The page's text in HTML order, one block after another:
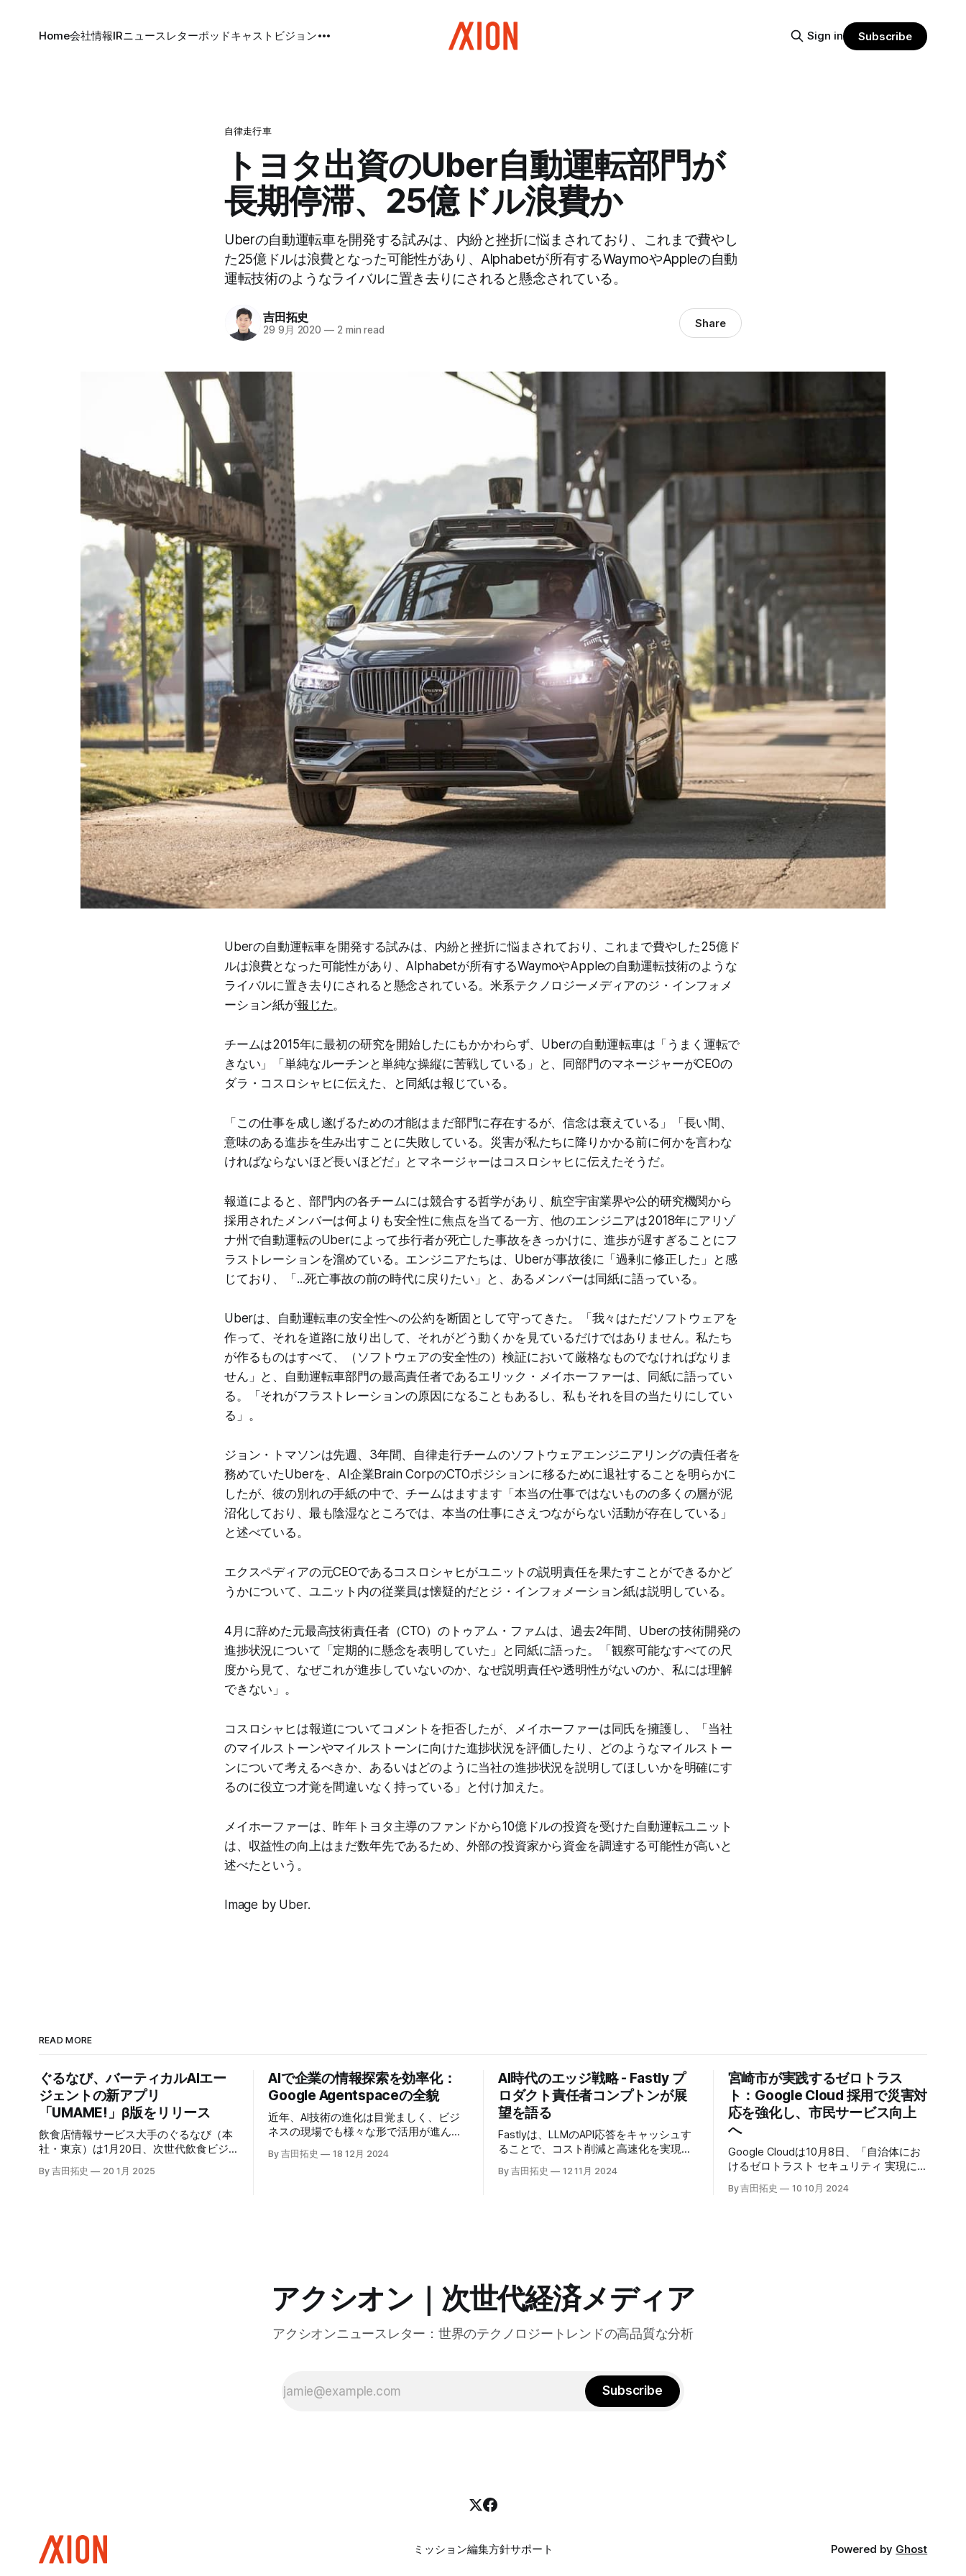
Home会社情報IRニュースレターポッドキャスト ビジョン Sign in Subscribe
自律走行車
トヨタ出資のUber自動運転部門が
長期停滞、25億ドル浪費か
Uberの自動運転車を開発する試みは、内紛と挫折に悩まされており、これまで費やし
た25億ドルは浪費となった可能性があり、Alphabetが所有するWaymoやAppleの自動
運転技術のようなライバルに置き去りにされると懸念されている。
吉田拓史
29 9月 2020 — 2 min read Share
Uberの自動運転車を開発する試みは、内紛と挫折に悩まされており、これまで費やした25億ド
ルは浪費となった可能性があり、Alphabetが所有するWaymoやAppleの自動運転技術のような
ライバルに置き去りにされると懸念されている。米系テクノロジーメディアのジ・インフォメ
ーション紙が報じた。
チームは2015年に最初の研究を開始したにもかかわらず、Uberの自動運転車は「うまく運転で
きない」「単純なルーチンと単純な操縦に苦戦している」と、同部門のマネージャーがCEOの
ダラ・コスロシャヒに伝えた、と同紙は報じている。
「この仕事を成し遂げるための才能はまだ部門に存在するが、信念は衰えている」「長い間、
意味のある進歩を生み出すことに失敗している。災害が私たちに降りかかる前に何かを言わな
ければならないほど長いほどだ」とマネージャーはコスロシャヒに伝えたそうだ。
報道によると、部門内の各チームには競合する哲学があり、航空宇宙業界や公的研究機関から
採用されたメンバーは何よりも安全性に焦点を当てる一方、他のエンジニアは2018年にアリゾ
ナ州で自動運転のUberによって歩行者が死亡した事故をきっかけに、進歩が遅すぎることにフ
ラストレーションを溜めている。エンジニアたちは、Uberが事故後に「過剰に修正した」と感
じており、「...死亡事故の前の時代に戻りたい」と、あるメンバーは同紙に語っている。
Uberは、自動運転車の安全性への公約を断固として守ってきた。「我々はただソフトウェアを
作って、それを道路に放り出して、それがどう動くかを見ているだけではありません。私たち
が作るものはすべて、（ソフトウェアの安全性の）検証において厳格なものでなければなりま
せん」と、自動運転車部門の最高責任者であるエリック・メイホーファーは、同紙に語ってい
る。「それがフラストレーションの原因になることもあるし、私もそれを目の当たりにしてい
る」。
ジョン・トマソンは先週、3年間、自律走行チームのソフトウェアエンジニアリングの責任者を
務めていたUberを、AI企業Brain CorpのCTOポジションに移るために退社することを明らかに
したが、彼の別れの手紙の中で、チームはますます「本当の仕事ではないものの多くの層が泥
沼化しており、最も陰湿なところでは、本当の仕事にさえつながらない活動が存在している」
と述べている。
エクスペディアの元CEOであるコスロシャヒがユニットの説明責任を果たすことができるかど
うかについて、ユニット内の従業員は懐疑的だとジ・インフォメーション紙は説明している。
4月に辞めた元最高技術責任者（CTO）のトゥアム・ファムは、過去2年間、Uberの技術開発の
進捗状況について「定期的に懸念を表明していた」と同紙に語った。「観察可能なすべての尺
度から見て、なぜこれが進歩していないのか、なぜ説明責任や透明性がないのか、私には理解
できない」。
コスロシャヒは報道についてコメントを拒否したが、メイホーファーは同氏を擁護し、「当社
のマイルストーンやマイルストーンに向けた進捗状況を評価したり、どのようなマイルストー
ンについて考えるべきか、あるいはどのように当社の進捗状況を説明してほしいかを明確にす
るのに役立つ才覚を間違いなく持っている」と付け加えた。
メイホーファーは、昨年トヨタ主導のファンドから10億ドルの投資を受けた自動運転ユニット
は、収益性の向上はまだ数年先であるため、外部の投資家から資金を調達する可能性が高いと
述べたという。
Image by Uber.
READ MORE
ぐるなび、バーティカルAIエー
ジェントの新アプリ
「UMAME!」β版をリリース
飲食店情報サービス大手のぐるなび（本
社・東京）は1月20日、次世代飲食ビジ
ネスの基盤構築をめざす「ぐるなびNext
プロジェクト」の初成果として、新たな
By 吉田拓史 20 1月 2025
AIで企業の情報探索を効率化：
Google Agentspaceの全貌
近年、AI技術の進化は目覚ましく、ビジ
ネスの現場でも様々な形で活用が進んで
いる。そのような中、Google Cloudが新
たに発表したGoogle Agentspaceは、い
By 吉田拓史 18 12月 2024
AI時代のエッジ戦略 - Fastly プ
ロダクト責任者コンプトンが展
望を語る
Fastlyは、LLMのAPI応答をキャッシュす
ることで、コスト削減と高速化を実現す
る「Fastly AI Accelerator」の提供を開始
した。キップ・コンプトン最高プロダク
た。
By 吉田拓史 12 11月 2024
宮崎市が実践するゼロトラス
ト：Google Cloud 採用で災害対
応を強化し、市民サービス向上
へ
Google Cloudは10月8日、「自治体にお
けるゼロトラスト セキュリティ 実現に
向けて」と題した記者説明会を開催し、
自治体向けにゼロトラストセキュリティ
By 吉田拓史 10 10月 2024
アクシオン｜次世代経済メディア
アクシオンニュースレター：世界のテクノロジートレンドの高品質な分析
Subscribe
ミッション編集方針サポート Powered by Ghost